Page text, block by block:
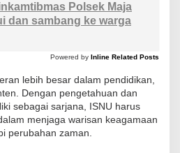
i
r
a
s
Polsek Maja
dan sambang ke warga
Powered by Inline Related Posts
lebih besar dalam pendidikan,
Dengan pengetahuan dan
sebagai sarjana, ISNU harus
menjaga warisan keagamaan
perubahan zaman.